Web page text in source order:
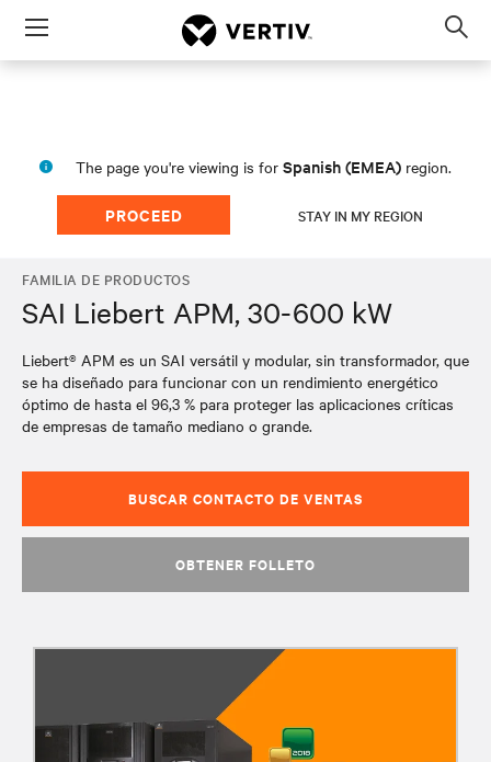
Menu
The page you're viewing is for Spanish (EMEA) region.
PROCEED STAY IN MY REGION
FAMILIA DE PRODUCTOS
SAI Liebert APM, 30-600 kW
Liebert® APM es un SAI versátil y modular, sin transformador, que
se ha diseñado para funcionar con un rendimiento energético
óptimo de hasta el 96,3 % para proteger las aplicaciones críticas
de empresas de tamaño mediano o grande.
BUSCAR CONTACTO DE VENTAS
OBTENER FOLLETO